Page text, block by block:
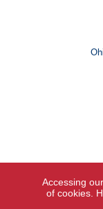
Accessing
of cookies.